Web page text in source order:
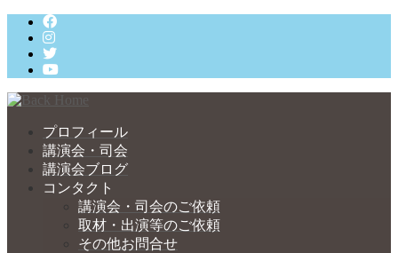
Skip
content
プロフィール
講演会・司会
講演会ブログ
コンタクト
講演会・司会のご依頼
取材・出演等のご依頼
その他お問合せ